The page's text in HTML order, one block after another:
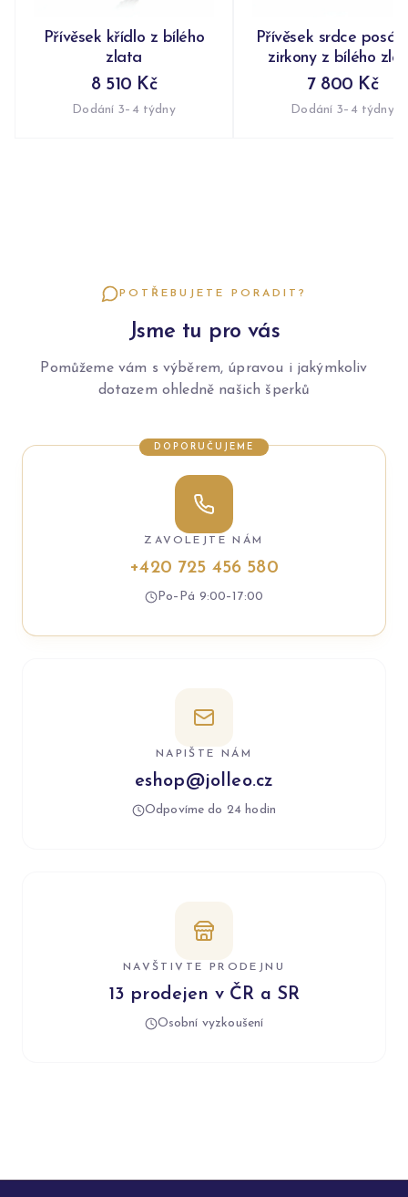
Přívěsek křídlo z bílého
zlata
8 510 Kč
Dodání 3–4 týdny
Přívěsek srdce
zirkony z bílého
7 800 Kč
Dodání 3–4 týdny
POTŘEBUJETE PORADIT?
Jsme tu pro vás
Pomůžeme vám s výběrem, úpravou i jakýmkoliv
dotazem ohledně našich šperků
DOPORUČUJEME
ZAVOLEJTE NÁM
+420 725 456 580
Po–Pá 9:00–17:00
NAPIŠTE NÁM
eshop@jolleo.cz
Odpovíme do 24 hodin
NAVŠTIVTE PRODEJNU
13 prodejen v ČR a SR
Osobní vyzkoušení